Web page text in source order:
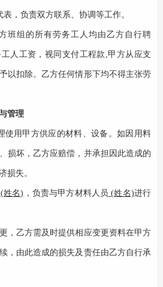
表，负责双方联系、协调等工作。
班组的所有劳务工人均由乙方自行聘
人工资，视同支付工程款,甲方从应支
以扣除。乙方任何情形下均不得主张劳
管理
使用甲方供应的材料、设备。如因用料
损坏，乙方应赔偿，并承担因此造成的
损失。
(姓名) ，负责与甲方材料人员 (姓名)进行
，乙方需及时提供相应变更资料在甲方
，由此造成的损失及责任由乙方自行承